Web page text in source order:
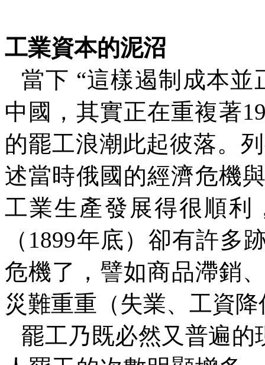
工業資本的泥沼
當下 “這樣遏制成本並
中國，其實正在重複著
的罷工浪潮此起彼落。
述當時俄國的經濟危機
工業生產發展得很順利
（ 1899年底）卻有許多
危機了，譬如商品滯銷
災難重重（失業、工資
罷工乃既必然又普遍的